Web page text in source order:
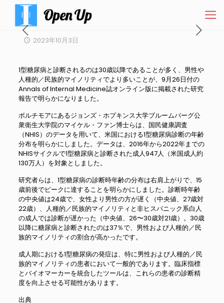
2023年10月3日
1型糖尿病と診断されるのは30歳以降であることが多く、男性や
人種的／民族的マイノリティでより多いことが、9月26日付の
Annals of Internal Medicine誌オンライン版に掲載された研究
報告で明らかになりました。
ボルチモアにあるジョンズ・ホプキンス大学ブルームバーグ公
衆衛生大学院のマイケル・ファン博士らは、国民健康調査
（NHIS）のデータを用いて、米国における1型糖尿病診断の年齢
分布を明らかにしました。データは、2016年から2022年までの
NHISサイクルで1型糖尿病と診断された成人947人（米国成人約
130万人）を対象としました。
研究者らは、1型糖尿病の診断時年齢の分布は右肩上がりで、15
歳前後でピークに達することを明らかにしました。診断時年齢
の中央値は24歳で、女性より男性の方が遅く（中央値、27歳対
22歳）、人種的／民族的マイノリティと非ヒスパニック系白人
の成人では診断が遅かった（中央値、26〜30歳対21歳）。30歳
以降に糖尿病と診断されたのは37％で、男性および人種的／民
族的マイノリティの割合が高かったです。
成人期における1型糖尿病の発症は、特に男性および人種的／民
族的マイノリティの患者において一般的であります。臨床指標
とバイオマーカーを統合したツールは、これらの患者の診断精
度を向上させる可能性があります。
出典